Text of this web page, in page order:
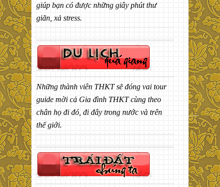
giúp bạn có được những giây phút thư
giãn, xả stress.
Những thành viên THKT sẽ đóng vai tour
guide mời cả Gia đình THKT cùng theo
chân họ đi đó, đi đây trong nước và trên
thế giới.